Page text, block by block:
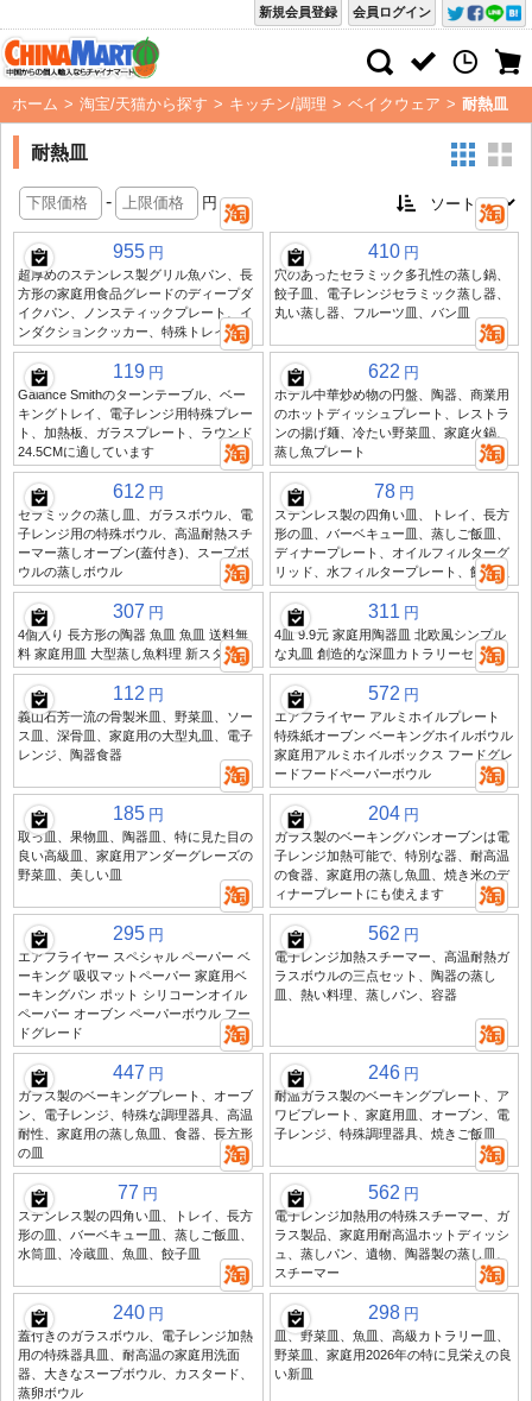
会員ログイン
新規会員登録
ホーム > 淘宝/天猫から探す > キッチン/調理 > ベイクウェア > 耐熱皿
耐熱皿
- 円
955 円
超厚めのステンレス製グリル魚パン、長
方形の家庭用食品グレードのディープダ
イクパン、ノンスティックプレート、イ
ンダクションクッカー、特殊トレイ
410 円
穴のあったセラミック多孔性の蒸し鍋、
餃子皿、電子レンジセラミック蒸し器、
丸い蒸し器、フルーツ皿、バン皿
119 円
Galance Smithのターンテーブル、ベー
キングトレイ、電子レンジ用特殊プレー
ト、加熱板、ガラスプレート、ラウンド
24.5CMに適しています
622 円
ホテル中華炒め物の円盤、陶器、商業用
のホットディッシュプレート、レストラ
ンの揚げ麺、冷たい野菜皿、家庭火鍋、
蒸し魚プレート
612 円
セラミックの蒸し皿、ガラスボウル、電
子レンジ用の特殊ボウル、高温耐熱スチ
ーマー蒸しオーブン(蓋付き)、スープボ
ウルの蒸しボウル
78 円
ステンレス製の四角い皿、トレイ、長方
形の皿、バーベキュー皿、蒸しご飯皿、
ディナープレート、オイルフィルターグ
リッド、水フィルタープレート、餃子皿
307 円
4個入り 長方形の陶器 魚皿 魚皿 送料無
料 家庭用皿 大型蒸し魚料理 新スタイル
311 円
4皿 9.9元 家庭用陶器皿 北欧風シンプル
な丸皿 創造的な深皿カトラリーセット
112 円
義山石芳一流の骨製米皿、野菜皿、ソー
ス皿、深骨皿、家庭用の大型丸皿、電子
レンジ、陶器食器
572 円
エアフライヤー アルミホイルプレート
特殊紙オーブン ベーキングホイルボウル
家庭用アルミホイルボックス フードグレ
ードフードペーパーボウル
185 円
取っ皿、果物皿、陶器皿、特に見た目の
良い高級皿、家庭用アンダーグレーズの
野菜皿、美しい皿
204 円
ガラス製のベーキングパンオーブンは電
子レンジ加熱可能で、特別な器、耐高温
の食器、家庭用の蒸し魚皿、焼き米のデ
ィナープレートにも使えます
295 円
エアフライヤー スペシャル ペーパー ベ
ーキング 吸収マットペーパー 家庭用ベ
ーキングパン ポット シリコーンオイル
ペーパー オーブン ペーパーボウル フー
ドグレード
562 円
電子レンジ加熱スチーマー、高温耐熱ガ
ラスボウルの三点セット、陶器の蒸し
皿、熱い料理、蒸しパン、容器
447 円
ガラス製のベーキングプレート、オーブ
ン、電子レンジ、特殊な調理器具、高温
耐性、家庭用の蒸し魚皿、食器、長方形
の皿
246 円
耐温ガラス製のベーキングプレート、ア
ワビプレート、家庭用皿、オーブン、電
子レンジ、特殊調理器具、焼きご飯皿
77 円
ステンレス製の四角い皿、トレイ、長方
形の皿、バーベキュー皿、蒸しご飯皿、
水筒皿、冷蔵皿、魚皿、餃子皿
562 円
電子レンジ加熱用の特殊スチーマー、ガ
ラス製品、家庭用耐高温ホットディッシ
ュ、蒸しパン、遺物、陶器製の蒸し皿、
スチーマー
240 円
蓋付きのガラスボウル、電子レンジ加熱
用の特殊器具皿、耐高温の家庭用洗面
器、大きなスープボウル、カスタード、
蒸卵ボウル
298 円
皿、野菜皿、魚皿、高級カトラリー皿、
野菜皿、家庭用2026年の特に見栄えの良
い新皿